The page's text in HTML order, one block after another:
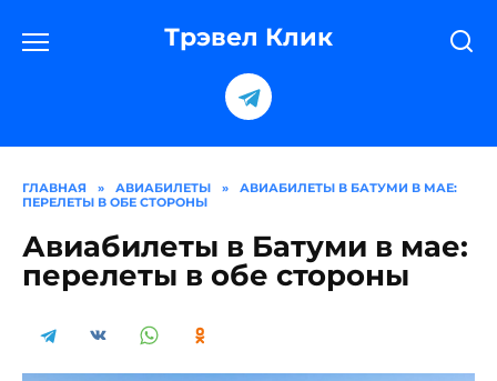
содержанию
Трэвел Клик
ГЛАВНАЯ » АВИАБИЛЕТЫ »
АВИАБИЛЕТЫ В БАТУМИ В МАЕ:
ПЕРЕЛЕТЫ В ОБЕ СТОРОНЫ
Авиабилеты в Батуми в мае:
перелеты в обе стороны